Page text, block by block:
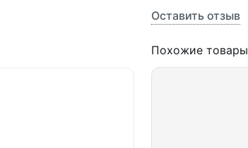
Оставить отзыв
Похожие товары